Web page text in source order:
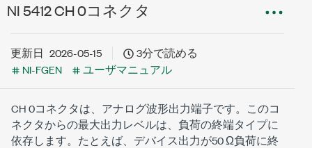
NI 5412 CH 0コネクタ
更新日 2026-05-15
3分で読める
NI-FGEN
ユーザマニュアル
CH 0コネクタは、アナログ波形出力端子です。このコ
ネクタからの最大出力レベルは、負荷の終端タイプに
依存します。たとえば、デバイス出力が50 Ω負荷に終